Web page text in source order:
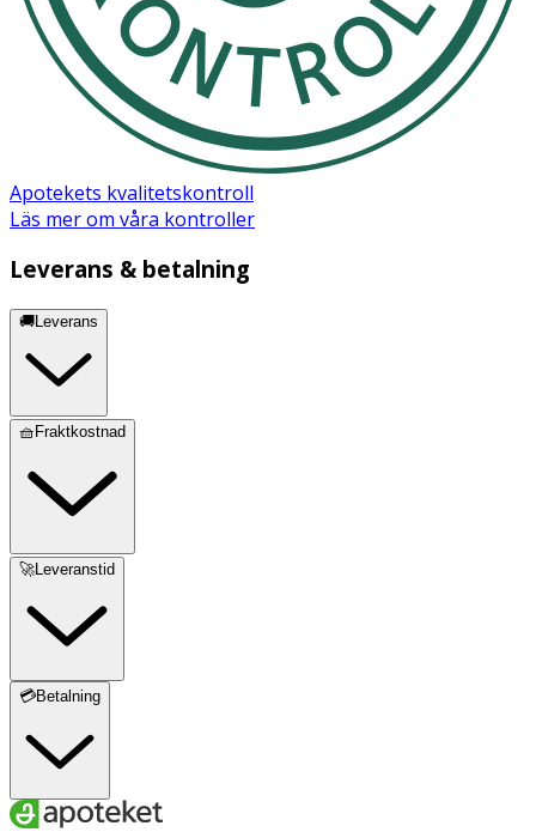
Apotekets kvalitetskontroll
Läs mer om våra kontroller
Leverans & betalning
🚚Leverans
🧺Fraktkostnad
🚀Leveranstid
💳Betalning